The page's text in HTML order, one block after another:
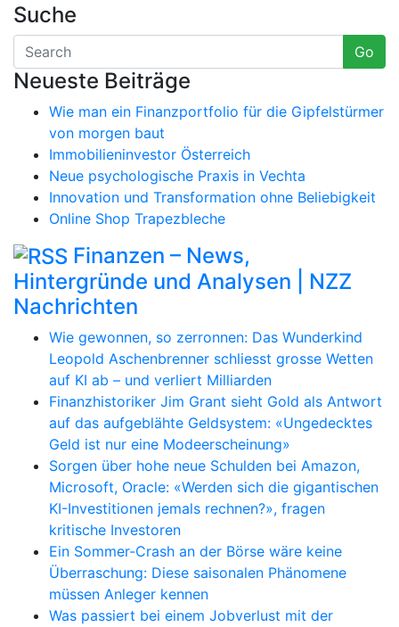
Suche
Go
Neueste Beiträge
Wie man ein Finanzportfolio für die Gipfelstürmer
von morgen baut
Immobilieninvestor Österreich
Neue psychologische Praxis in Vechta
Innovation und Transformation ohne Beliebigkeit
Online Shop Trapezbleche
Finanzen – News,
Hintergründe und Analysen | NZZ
Nachrichten
Wie gewonnen, so zerronnen: Das Wunderkind
Leopold Aschenbrenner schliesst grosse Wetten
auf KI ab – und verliert Milliarden
Finanzhistoriker Jim Grant sieht Gold als Antwort
auf das aufgeblähte Geldsystem: «Ungedecktes
Geld ist nur eine Modeerscheinung»
Sorgen über hohe neue Schulden bei Amazon,
Microsoft, Oracle: «Werden sich die gigantischen
KI-Investitionen jemals rechnen?», fragen
kritische Investoren
Ein Sommer-Crash an der Börse wäre keine
Überraschung: Diese saisonalen Phänomene
müssen Anleger kennen
Was passiert bei einem Jobverlust mit der